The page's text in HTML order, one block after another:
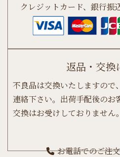
クレジットカード、銀行振
返品・交換
不良品は交換いたしますので
連絡下さい。出荷手配後のお
交換はお受けしておりません。
お電話でのご注